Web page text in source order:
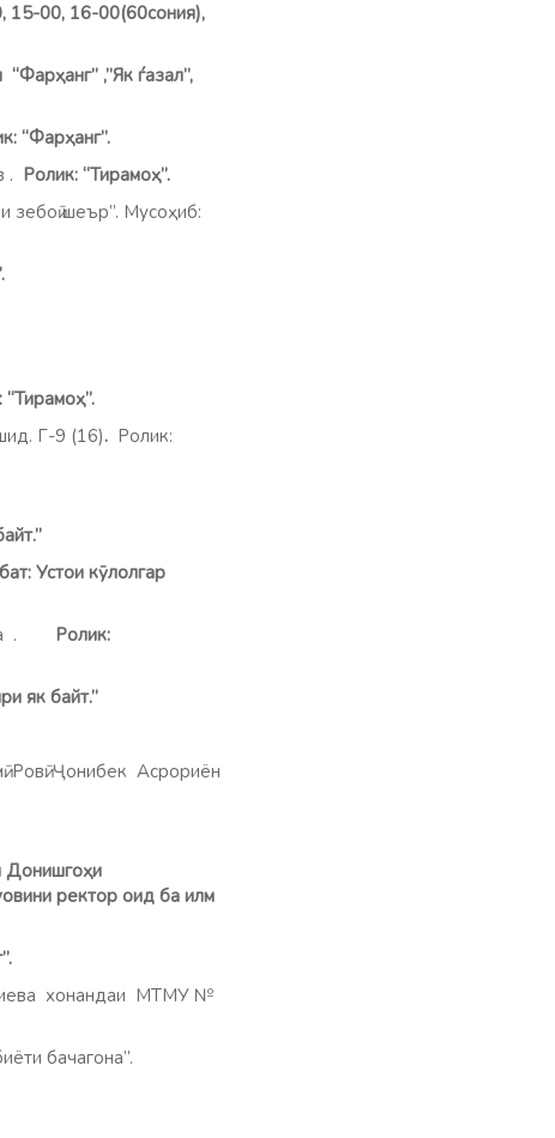
00, 16-00(60сония),
,”Як ѓазал”,
“Фарҳанг”.
. Ролик: “Тирамоҳ”.
шеър”. Мусоҳиб:
“Тирамоҳ”.
Г-9 (16). Ролик:
Устои кӯлолгар
. Ролик:
як байт.”
Ровӣ: Ҷонибек Асрориён
Донишгоҳи
ректор оид ба илм
хонандаи МТМУ №
бачагона”.